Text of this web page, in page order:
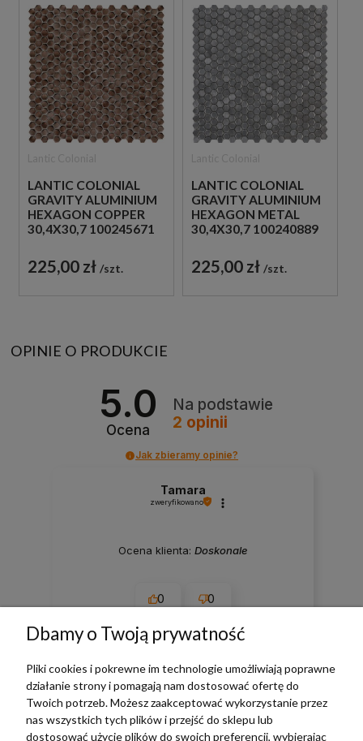
LANTIC COLONIAL
GRAVITY ALUMINIUM
HEXAGON COPPER
30,4X30,7 100245671
SZCZOTKOWANA
225,00 zł szt.
LANTIC COLONIAL
GRAVITY ALUMINIUM
HEXAGON METAL
30,4X30,7 100240889
SZCZOTKOWANA
225,00 zł szt.
OPINIE O PRODUKCIE
5.0
Ocena
Na podstawie
2 opinii
Jak zbieramy opinie?
Tamara
zweryfikowano
Ocena klienta: Doskonale
0 0
2024-07-02
zebranych i zweryfikowanych przez
Dbamy o Twoją prywatność
Pliki cookies i pokrewne im technologie umożliwiają poprawne
działanie strony i pomagają nam dostosować ofertę do
Twoich potrzeb. Możesz zaakceptować wykorzystanie przez
nas wszystkich tych plików i przejść do sklepu lub
dostosować użycie plików do swoich preferencji, wybierając